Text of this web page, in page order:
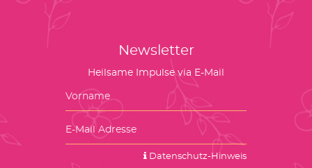
Newsletter
Heilsame Impulse via E-Mail
Datenschutz-Hinweis